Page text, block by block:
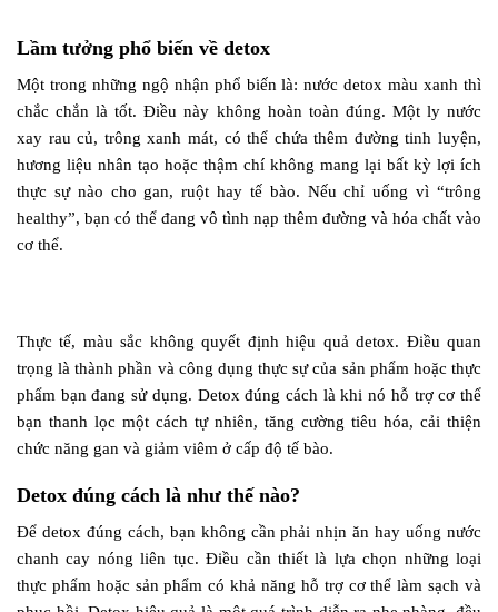
Lầm tưởng phổ biến về detox
Một trong những ngộ nhận phổ biến là: nước detox màu xanh thì
chắc chắn là tốt. Điều này không hoàn toàn đúng. Một ly nước
xay rau củ, trông xanh mát, có thể chứa thêm đường tinh luyện,
hương liệu nhân tạo hoặc thậm chí không mang lại bất kỳ lợi ích
thực sự nào cho gan, ruột hay tế bào. Nếu chỉ uống vì “trông
healthy”, bạn có thể đang vô tình nạp thêm đường và hóa chất vào
cơ thể.
Thực tế, màu sắc không quyết định hiệu quả detox. Điều quan
trọng là thành phần và công dụng thực sự của sản phẩm hoặc thực
phẩm bạn đang sử dụng. Detox đúng cách là khi nó hỗ trợ cơ thể
bạn thanh lọc một cách tự nhiên, tăng cường tiêu hóa, cải thiện
chức năng gan và giảm viêm ở cấp độ tế bào.
Detox đúng cách là như thế nào?
Để detox đúng cách, bạn không cần phải nhịn ăn hay uống nước
chanh cay nóng liên tục. Điều cần thiết là lựa chọn những loại
thực phẩm hoặc sản phẩm có khả năng hỗ trợ cơ thể làm sạch và